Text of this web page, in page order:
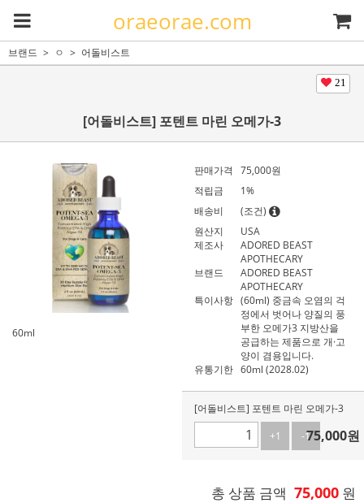
oraeorae.com
브랜드 ㅇ 어돌비스트
21
[어돌비스트] 포텐트 마린 오메가-3
60ml
판매가격 75,000원
적립금
1%
배송비
(조건)
원산지
USA
제조사
ADORED BEAST
APOTHECARY
브랜드
ADORED BEAST
APOTHECARY
특이사항 (60ml) 중금속 오염의 걱
정에서 벗어나 양질의 풍
부한 오메가3 지방산을
공급하는 제품으로 개·고
양이 겸용입니다.
유통기한 60ml (2028.02)
[어돌비스트] 포텐트 마린 오메가-3
+1
-175,000원
총 상품 금액 75,000 원